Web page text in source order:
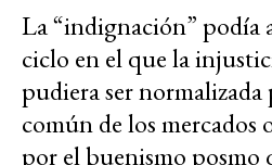
La “indignación” podía
ciclo en el que la
pudiera ser
común de los mercados
por el buenismo posmo